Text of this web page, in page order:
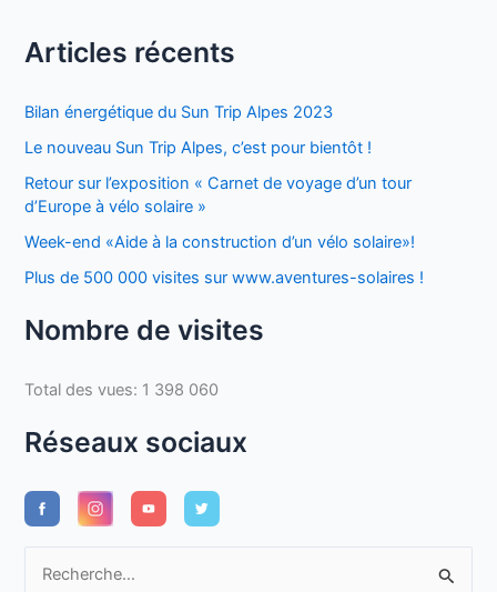
Articles récents
Bilan énergétique du Sun Trip Alpes 2023
Le nouveau Sun Trip Alpes, c’est pour bientôt !
Retour sur l’exposition « Carnet de voyage d’un tour
d’Europe à vélo solaire »
Week-end «Aide à la construction d’un vélo solaire»!
Plus de 500 000 visites sur www.aventures-solaires !
Nombre de visites
Total des vues: 1 398 060
Réseaux sociaux